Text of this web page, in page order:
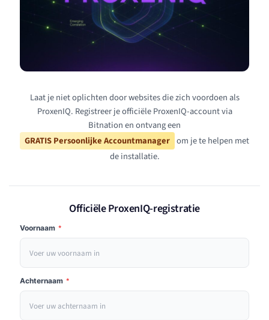
Laat je niet oplichten door websites die zich voordoen als
ProxenIQ. Registreer je officiële ProxenIQ-account via
Bitnation en ontvang een
GRATIS Persoonlijke Accountmanager om je te helpen met
de installatie.
Officiële ProxenIQ-registratie
Voornaam *
Achternaam *